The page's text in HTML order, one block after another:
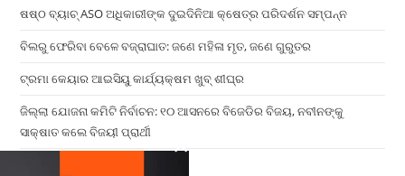
ଷଷ୍ଠ ବ୍ୟାଚ୍‌ ASO ଅଧିକାରୀଙ୍କ ଦୁଇଦିନିଆ କ୍ଷେତ୍ର ପରିଦର୍ଶନ ସମ୍ପନ୍ନ
ବିଲରୁ ଫେରିବା ବେଳେ ବଜ୍ରାଘାତ: ଜଣେ ମହିଳା ମୃତ, ଜଣେ ଗୁରୁତର
ଟ୍ରମା କେୟାର ଆଇସିୟୁ କାର୍ଯ୍ୟକ୍ଷମ ଖୁବ୍ ଶୀଘ୍ର
ଜିଲ୍ଲା ଯୋଜନା କମିଟି ନିର୍ବାଚନ: ୧୦ ଆସନରେ ବିଜେଡିର ବିଜୟ, ନବୀନଙ୍କୁ
ସାକ୍ଷାତ କଲେ ବିଜୟୀ ପ୍ରାର୍ଥୀ
×